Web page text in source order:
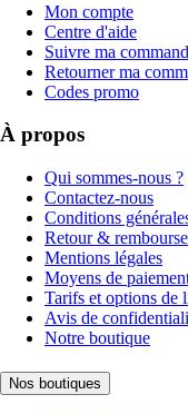
Mon compte
Centre d'aide
Suivre ma
Retourner ma
Codes promo
À propos
Qui sommes-nous ?
Contactez-nous
Conditions
Retour &
Mentions légales
Moyens de
Tarifs et options de
Avis de
Notre boutique
Nos boutiques